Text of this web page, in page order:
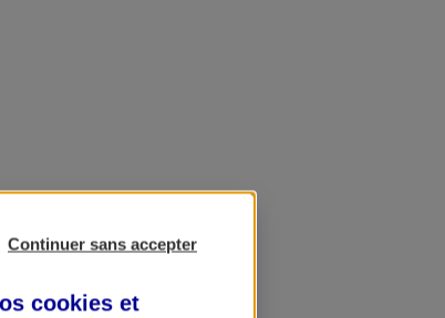
Continuer sans accepter
cookies et